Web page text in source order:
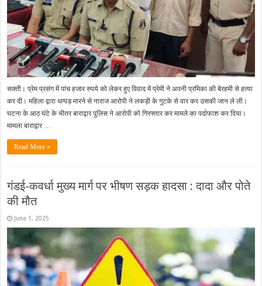
सक्ती। प्रेम प्रसंग में पांच हजार रुपये को लेकर हुए विवाद में प्रेमी ने अपनी प्रमिका की बेरहमी से हत्या
कर दी। महिला द्वारा थप्पड़ मारने से नाराज आरोपी ने लकड़ी के गुटके से वार कर उसकी जान ले ली।
घटना के आठ घंटे के भीतर बाराद्वार पुलिस ने आरोपी को गिरफ्तार कर मामले का पर्दाफाश कर दिया।
मामला बाराद्वार …
Read More »
गंडई-कवर्धा मुख्य मार्ग पर भीषण सड़क हादसा : दादा और पोते
की मौत
June 1, 2025